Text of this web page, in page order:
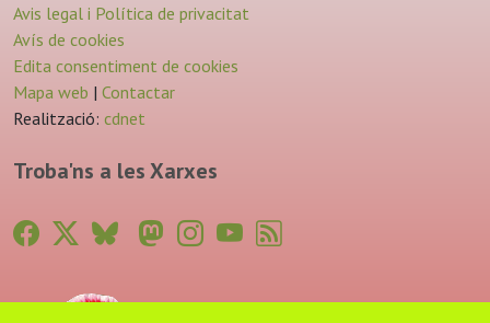
Avis legal i Política de privacitat
Avís de cookies
Edita consentiment de cookies
Mapa web | Contactar
Realització: cdnet
Troba'ns a les Xarxes